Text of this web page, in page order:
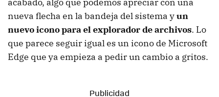
nueva flecha en la bandeja del sistema yun
nuevo icono para el explorador de archivos. Lo
que parece seguir igual es un icono de Microsoft
Edge que ya empieza a pedir un cambio a gritos.